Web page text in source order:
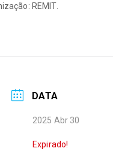
REMIT.
DATA
2025 Abr 30
Expirado!